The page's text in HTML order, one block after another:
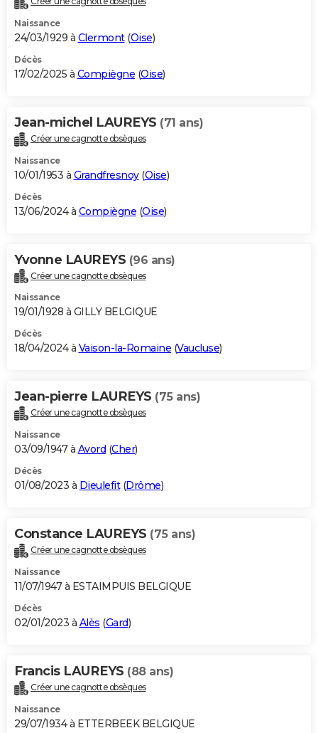
Naissance
24/03/1929 à Clermont(Oise)
Décès
17/02/2025 à Compiègne (Oise)
Jean-michel LAUREYS (71 ans)
Créer une cagnotte obsèques
Naissance
10/01/1953 à Grandfresnoy(Oise)
Décès
13/06/2024 à Compiègne (Oise)
Yvonne LAUREYS (96 ans)
Créer une cagnotte obsèques
Naissance
19/01/1928 à GILLY BELGIQUE
Décès
18/04/2024 à Vaison-la-Romaine (Vaucluse)
Jean-pierre LAUREYS (75 ans)
Créer une cagnotte obsèques
Naissance
03/09/1947 à Avord (Cher)
Décès
01/08/2023 à Dieulefit(Drôme)
Constance LAUREYS (75 ans)
Créer une cagnotte obsèques
Naissance
11/07/1947 à ESTAIMPUIS BELGIQUE
Décès
02/01/2023 à Alès (Gard)
Francis LAUREYS (88 ans)
Créer une cagnotte obsèques
Naissance
29/07/1934 à ETTERBEEK BELGIQUE